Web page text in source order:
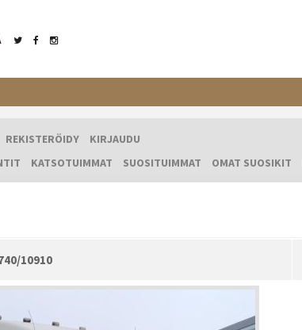
REKISTERÖIDY
KIRJAUDU
KATSOTUIMMAT SUOSITUIMMAT OMAT SUOSIKIT
10910